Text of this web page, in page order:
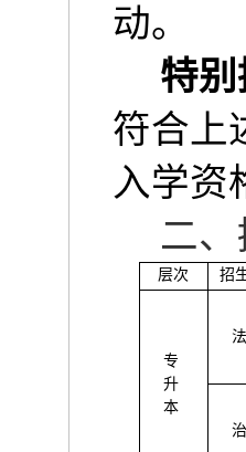
动。
特别
符合上
入学资
二
层次 招
专
升
本
法